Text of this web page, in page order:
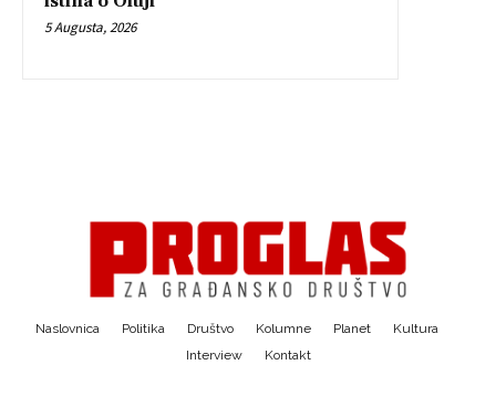
5 Augusta, 2026
Naslovnica Politika Društvo Kolumne Planet
Kultura
Interview
Kontakt